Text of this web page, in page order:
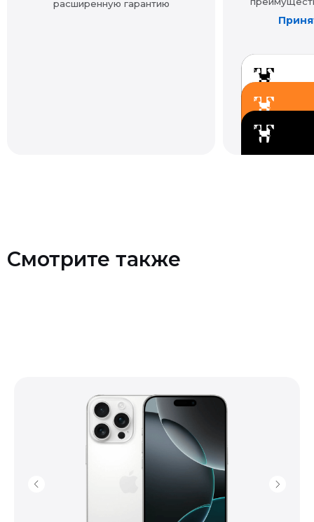
Проложить маршрут
Барнаул, проспект Ленина, 42
(Вход со стороны Ленина)